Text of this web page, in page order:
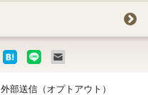
外部送信（オプトアウト）